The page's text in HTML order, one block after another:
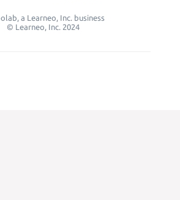
a Learneo, Inc. business
© Learneo, Inc. 2024